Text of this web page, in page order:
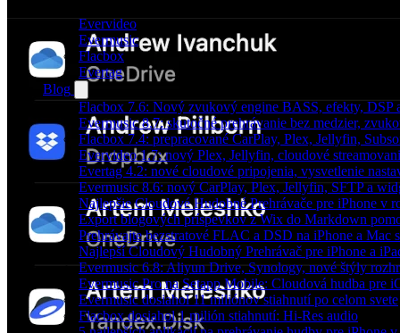
Evervideo
Evermusic
Flacbox
Evertag
Blog
Flacbox 7.6: Nový zvukový engine BASS, efekty, DSP
Evermusic 8.7: skutočné prehrávanie bez medzier,
Flacbox 7.4: prepracované CarPlay, Plex, Jellyfin,
Evervideo 1.7: nový Plex, Jellyfin, cloudové
Evertag 4.2: nové cloudové pripojenia, vysvetlenie
Evermusic 8.6: nový CarPlay, Plex, Jellyfin, SFTP a
Najlepšie Cloudové Hudobné Prehrávače pre iPhone v
Export blogových príspevkov z Wix do Markdown
Prehrávajte bezstratové FLAC a DSD na iPhone a Mac
Najlepší Cloudový Hudobný Prehrávač pre iPhone a
Evermusic 6.8: Aliyun Drive, Synology, nové štýly
Evermusic Pro na Setapp Mobile: Cloudová hudba pre
Evermusic dosiahol 11 miliónov stiahnutí po celom svete
Flacbox dosiahol 1 milión stiahnutí: Hi-Res audio